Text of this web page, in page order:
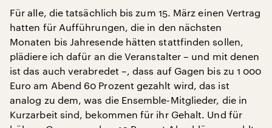
Für alle, die tatsächlich bis zum 15. März einen Vertrag
hatten für Aufführungen, die in den nächsten
Monaten bis Jahresende hätten stattfinden sollen,
plädiere ich dafür an die Veranstalter – und mit denen
ist das auch verabredet –, dass auf Gagen bis zu 1 000
Euro am Abend 60 Prozent gezahlt wird, das ist
analog zu dem, was die Ensemble-Mitglieder, die in
Kurzarbeit sind, bekommen für ihr Gehalt. Und für